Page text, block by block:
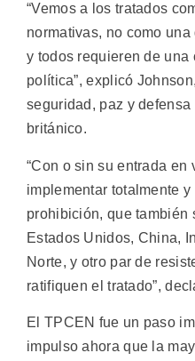
“Vemos a los tratados
normativas, no como
y todos requieren de una
política”, explicó
seguridad, paz y
británico.
“Con o sin su entrada en
implementar totalmente
prohibición, que también
Estados Unidos, China,
Norte, y otro par de
ratifiquen el tratado”,
El TPCEN fue un paso
impulso ahora que la